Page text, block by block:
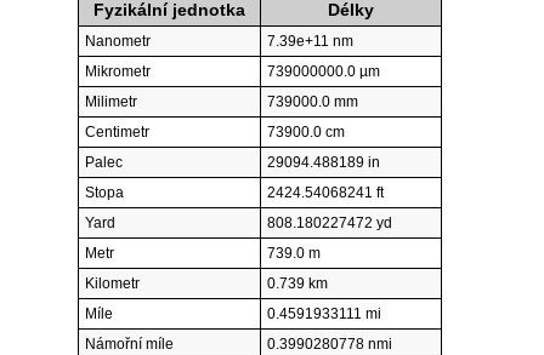
Fyzikální jednotka Délky
Nanometr
7.39e+11 nm
Mikrometr
739000000.0 µm
Milimetr
739000.0 mm
Centimetr
73900.0 cm
Palec
29094.488189 in
Stopa
2424.54068241 ft
Yard
808.180227472 yd
Metr
739.0 m
Kilometr
0.739 km
Míle
0.4591933111 mi
Námořní míle
0.3990280778 nmi